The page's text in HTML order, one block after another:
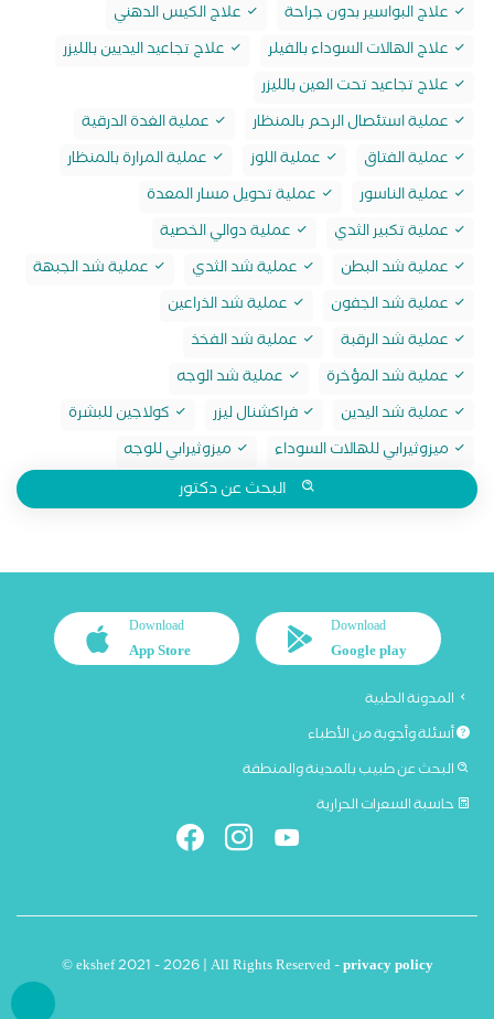
علاج البواسير بدون جراحة
علاج الكيس الدهني
علاج الهالات السوداء بالفيلر
علاج تجاعيد اليديين بالليزر
علاج تجاعيد تحت العين بالليزر
عملية استئصال الرحم بالمنظار
عملية الغدة الدرقية
عملية الفتاق
عملية اللوز
عملية المرارة بالمنظار
عملية الناسور
عملية تحويل مسار المعدة
عملية تكبير الثدي
عملية دوالي الخصية
عملية شد البطن
عملية شد الثدي
عملية شد الجبهة
عملية شد الجفون
عملية شد الذراعين
عملية شد الرقبة
عملية شد الفخذ
عملية شد المؤخرة
عملية شد الوجه
عملية شد اليدين
فراكشنال ليزر
كولاجين للبشرة
ميزوثيرابي للهالات السوداء
ميزوثيرابي للوجه
البحث عن دكتور
Download
Google play
Download
App Store
المدونة الطبية
أسئلة وأجوبة من الأطباء
البحث عن طبيب بالمدينة والمنطقة
حاسبة السعرات الحرارية
© ekshef 2021 - 2026 | All Rights Reserved -privacy policy